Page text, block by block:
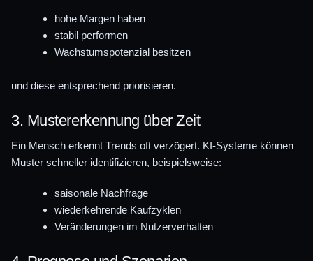
hohe Margen haben
stabil performen
Wachstumspotenzial besitzen
und diese entsprechend priorisieren.
3. Mustererkennung über Zeit
Ein Mensch erkennt Trends oft verzögert. KI-Systeme können
Muster schneller identifizieren, beispielsweise:
saisonale Nachfrage
wiederkehrende Kaufzyklen
Veränderungen im Nutzerverhalten